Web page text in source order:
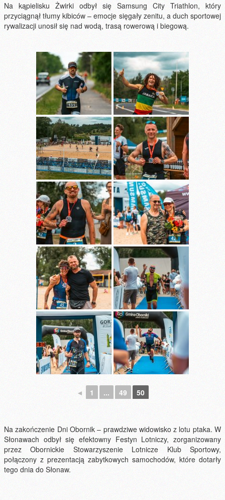
Na kąpielisku Żwirki odbył się Samsung City Triathlon, który
przyciągnął tłumy kibiców – emocje sięgały zenitu, a duch sportowej
rywalizacji unosił się nad wodą, trasą rowerową i biegową.
◄ 1 ... 49 50
Na zakończenie Dni Obornik – prawdziwe widowisko z lotu ptaka. W
Słonawach odbył się efektowny Festyn Lotniczy, zorganizowany
przez Obornickie Stowarzyszenie Lotnicze Klub Sportowy,
połączony z prezentacją zabytkowych samochodów, które dotarły
tego dnia do Słonaw.